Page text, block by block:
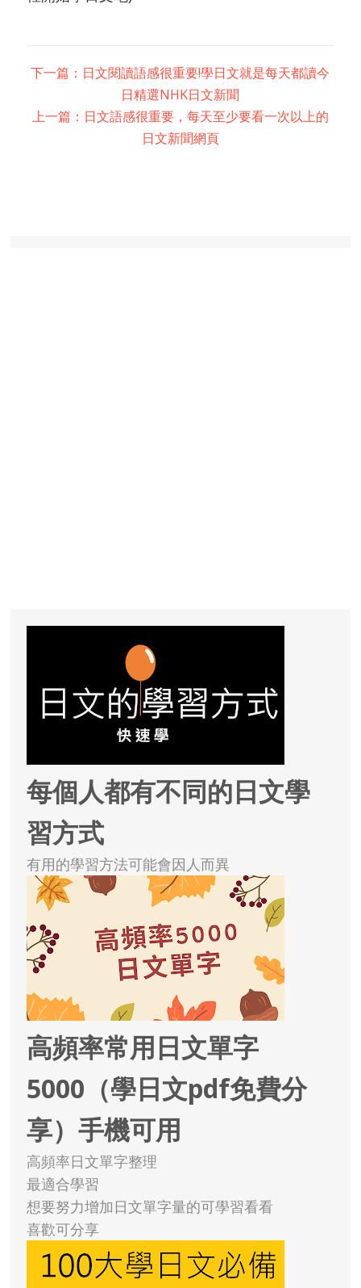
下一篇：日文閱讀語感很重要!學日文就是每天都讀今
日精選NHK日文新聞
上一篇：日文語感很重要，每天至少要看一次以上的
日文新聞網頁
每個人都有不同的日文學
習方式
有用的學習方法可能會因人而異
高頻率常用日文單字
5000（學日文pdf免費分
享）手機可用
高頻率日文單字整理
最適合學習
想要努力增加日文單字量的可學習看看
喜歡可分享